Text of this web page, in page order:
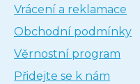
Vrácení a reklamace
Obchodní podmínky
Věrnostní program
Přidejte se k nám